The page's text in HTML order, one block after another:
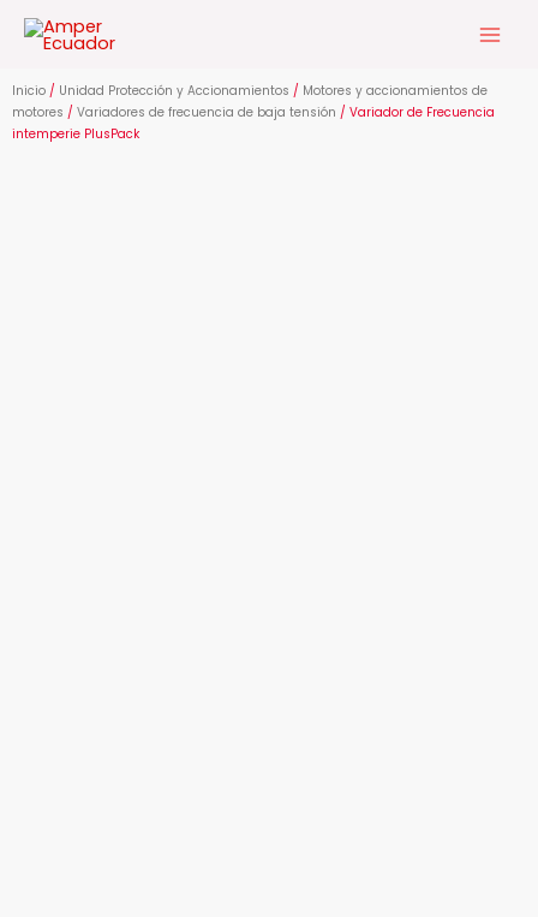
contenido
Inicio / Unidad Protección y Accionamientos / Motores y accionamientos de
motores / Variadores de frecuencia de baja tensión / Variador de Frecuencia
intemperie PlusPack